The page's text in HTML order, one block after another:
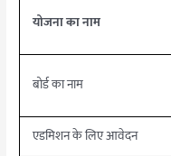
योजना का नाम
बोर्ड का नाम
एडमिशन के लिए आवेदन